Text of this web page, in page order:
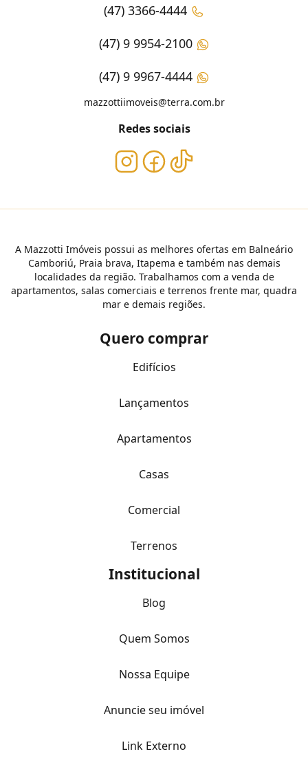
(47) 3366-4444
(47) 9 9954-2100
(47) 9 9967-4444
mazzottiimoveis@terra.com.br
Redes sociais
A Mazzotti Imóveis possui as melhores ofertas em Balneário
Camboriú, Praia brava, Itapema e também nas demais
localidades da região. Trabalhamos com a venda de
apartamentos, salas comerciais e terrenos frente mar, quadra
mar e demais regiões.
Quero comprar
Edifícios
Lançamentos
Apartamentos
Casas
Comercial
Terrenos
Institucional
Blog
Quem Somos
Nossa Equipe
Anuncie seu imóvel
Link Externo